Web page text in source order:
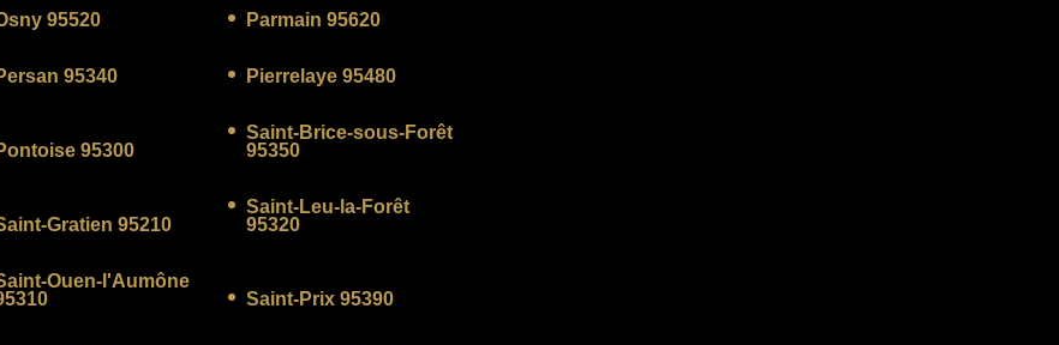
95520 Parmain 95620
95340 Pierrelaye 95480
95300
Saint-Brice-sous-Forêt
95350
Gratien 95210
Saint-Leu-la-Forêt
95320
Ouen-l'Aumône
Saint-Prix 95390